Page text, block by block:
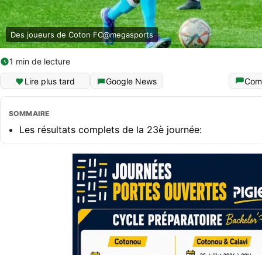
Des joueurs de Coton FC@megasports
1 min de lecture
Lire plus tard
Google News
SOMMAIRE
Les résultats complets de la 23è journée: